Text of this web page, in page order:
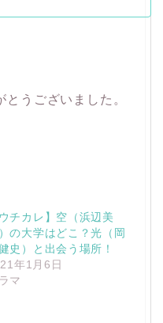
うございました。
ウチカレ】空（浜辺美
の大学はどこ？光（岡
史）と出会う場所！
年1月6日
マ